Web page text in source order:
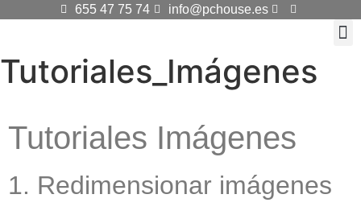
655 47 75 74 info@pchouse.es
Tutoriales_Imágenes
Tutoriales Imágenes
1. Redimensionar imágenes